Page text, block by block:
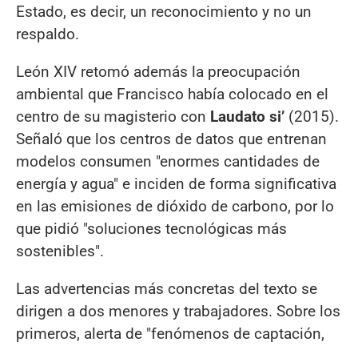
Estado, es decir, un reconocimiento y no un
respaldo.
León XIV retomó además la preocupación
ambiental que Francisco había colocado en el
centro de su magisterio con Laudato si’ (2015).
Señaló que los centros de datos que entrenan
modelos consumen "enormes cantidades de
energía y agua" e inciden de forma significativa
en las emisiones de dióxido de carbono, por lo
que pidió "soluciones tecnológicas más
sostenibles".
Las advertencias más concretas del texto se
dirigen a dos menores y trabajadores. Sobre los
primeros, alerta de "fenómenos de captación,